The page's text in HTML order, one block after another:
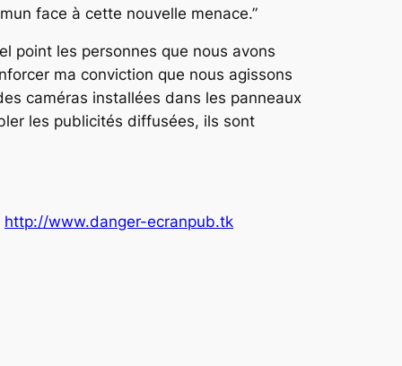
face à cette nouvelle menace.”
point les personnes que nous avons
ma conviction que nous agissons
caméras installées dans les panneaux
les publicités diffusées, ils sont
http://www.danger-ecranpub.tk